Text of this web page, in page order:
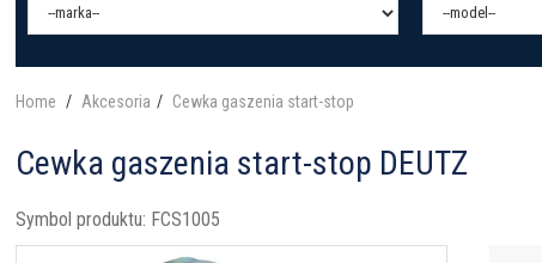
Home Akcesoria Cewka gaszenia start-stop
Cewka gaszenia start-stop DEUTZ
Symbol produktu: FCS1005